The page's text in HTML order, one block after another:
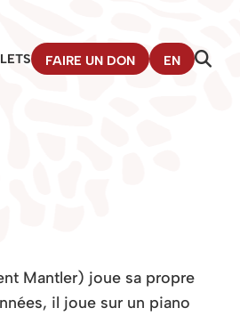
FAIRE UN DON EN
Mantler) joue sa propre
il joue sur un piano